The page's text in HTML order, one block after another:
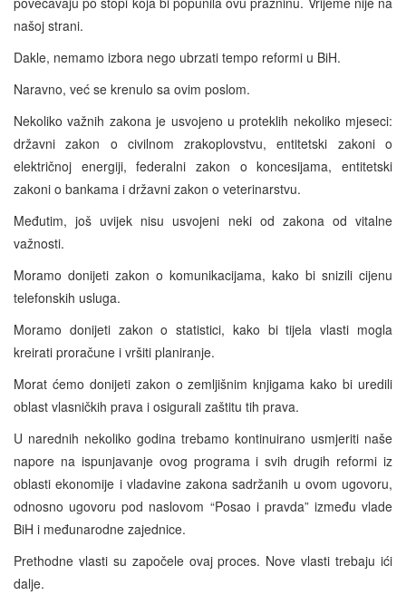
našoj strani.
Dakle, nemamo izbora nego ubrzati tempo reformi u BiH.
Naravno, već se krenulo sa ovim poslom.
Nekoliko važnih zakona je usvojeno u proteklih nekoliko mjeseci:
državni zakon o civilnom zrakoplovstvu, entitetski zakoni o
električnoj energiji, federalni zakon o koncesijama, entitetski
zakoni o bankama i državni zakon o veterinarstvu.
Međutim, još uvijek nisu usvojeni neki od zakona od vitalne
važnosti.
Moramo donijeti zakon o komunikacijama, kako bi snizili cijenu
telefonskih usluga.
Moramo donijeti zakon o statistici, kako bi tijela vlasti mogla
kreirati proračune i vršiti planiranje.
Morat ćemo donijeti zakon o zemljišnim knjigama kako bi uredili
oblast vlasničkih prava i osigurali zaštitu tih prava.
U narednih nekoliko godina trebamo kontinuirano usmjeriti naše
napore na ispunjavanje ovog programa i svih drugih reformi iz
oblasti ekonomije i vladavine zakona sadržanih u ovom ugovoru,
odnosno ugovoru pod naslovom “Posao i pravda” između vlade
BiH i međunarodne zajednice.
Prethodne vlasti su započele ovaj proces. Nove vlasti trebaju ići
dalje.